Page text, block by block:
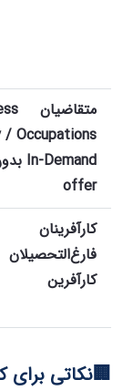
متقاضیان
/ Occupations
In-Demand
offer
فارغ‌التحصیلان
کارآفرین
🏢نکاتی برای